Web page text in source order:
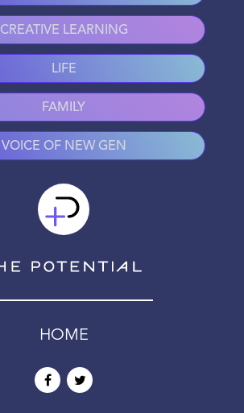
CREATIVE LEARNING
LIFE
FAMILY
VOICE OF NEW GEN
HOME